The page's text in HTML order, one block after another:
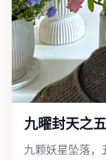
九曜封天之
九颗妖星坠落，